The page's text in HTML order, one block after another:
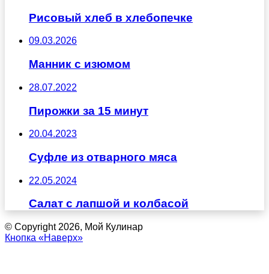
Рисовый хлеб в хлебопечке
09.03.2026
Манник с изюмом
28.07.2022
Пирожки за 15 минут
20.04.2023
Суфле из отварного мяса
22.05.2024
Салат с лапшой и колбасой
© Copyright 2026, Мой Кулинар
Кнопка «Наверх»